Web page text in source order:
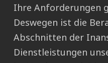
Ihre Anforderungen
Deswegen ist die
Abschnitten der
Dienstleistungen